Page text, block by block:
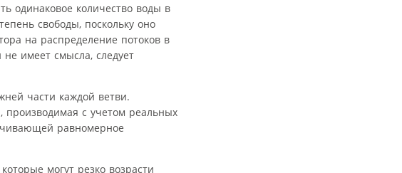
одинаковое количество воды в
свободы, поскольку оно
на распределение потоков в
имеет смысла, следует
части каждой ветви.
с учетом реальных
равномерное
могут резко возрасти